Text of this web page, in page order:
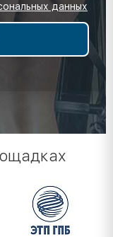
данных